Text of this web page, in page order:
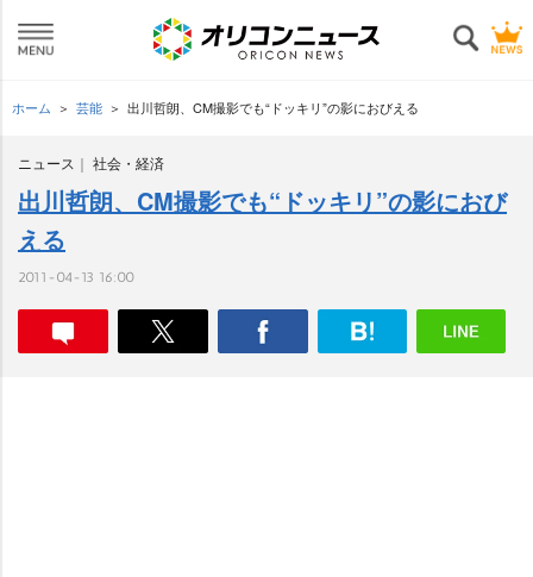
ホーム 芸能 出川哲朗、CM撮影でも“ドッキリ”の影におびえる
ニュース 社会・経済
出川哲朗、CM撮影でも“ドッキリ”の影におび
える
2011-04-13 16:00